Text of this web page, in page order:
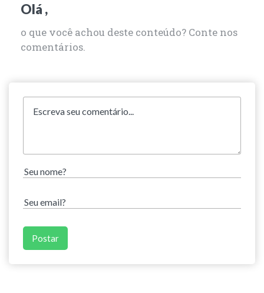
Olá ,
o que você achou deste conteúdo? Conte nos
comentários.